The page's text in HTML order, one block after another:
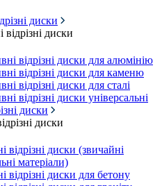
диски
відрізні диски
відрізні диски для алюмінію
відрізні диски для каменю
відрізні диски для сталі
відрізні диски універсальні
диски
диски
відрізні диски (звичайні
матеріали)
відрізні диски для бетону